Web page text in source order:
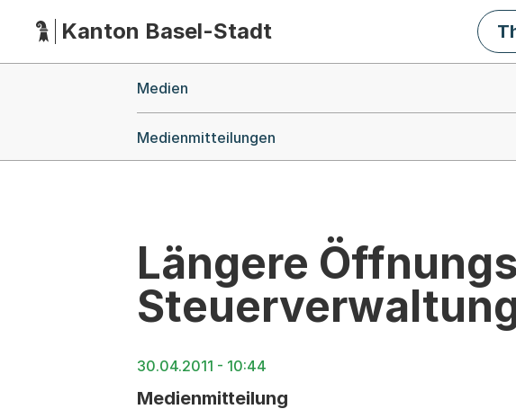
HauptnavigationKanton Basel-Stadt
Medien
Medienmitteilungen
Längere
30.04.2011 - 10:44
Medienmitteilung